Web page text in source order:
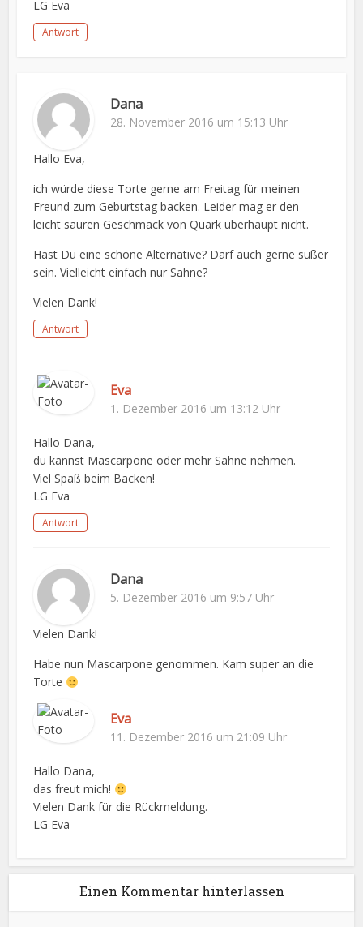
LG Eva
Antwort
Dana
28. November 2016 um 15:13 Uhr
Hallo Eva,
ich würde diese Torte gerne am Freitag für meinen
Freund zum Geburtstag backen. Leider mag er den
leicht sauren Geschmack von Quark überhaupt nicht.
Hast Du eine schöne Alternative? Darf auch gerne süßer
sein. Vielleicht einfach nur Sahne?
Vielen Dank!
Antwort
Eva
1. Dezember 2016 um 13:12 Uhr
Hallo Dana,
du kannst Mascarpone oder mehr Sahne nehmen.
Viel Spaß beim Backen!
LG Eva
Antwort
Dana
5. Dezember 2016 um 9:57 Uhr
Vielen Dank!
Habe nun Mascarpone genommen. Kam super an die
Torte
Eva
11. Dezember 2016 um 21:09 Uhr
Hallo Dana,
das freut mich!
Vielen Dank für die Rückmeldung.
LG Eva
Einen Kommentar hinterlassen